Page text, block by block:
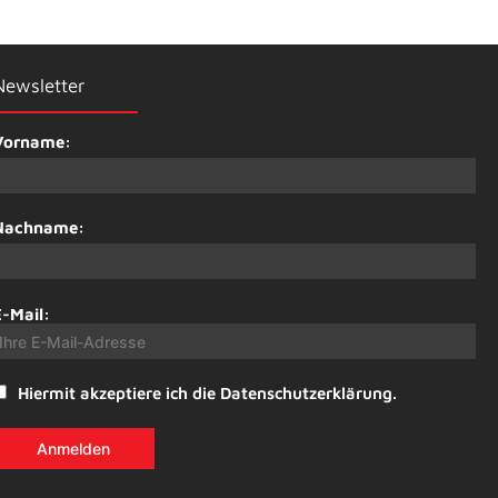
Mail:
Hiermit akzeptiere ich die Datenschutzerklärung.